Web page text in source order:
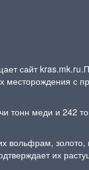
сайт
месторождения с
тонн меди и 242
вольфрам, золото,
их